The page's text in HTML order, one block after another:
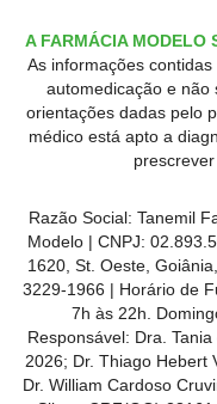
A FARMÁCIA
As informações
automedicação e não
orientações dadas pelo
médico está apto a
Razão Social: Tanemil
Modelo | CNPJ:
1620, St. Oeste,
3229-1966 | Horário de
7h às 22h.
Responsável: Dra.
2026; Dr. Thiago Hebert
Dr. William Cardoso